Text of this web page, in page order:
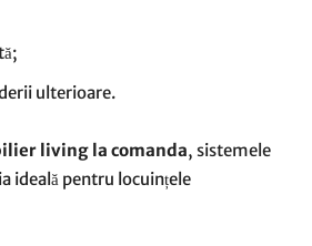
ulterioare.
living la comanda, sistemele
ideală pentru locuințele